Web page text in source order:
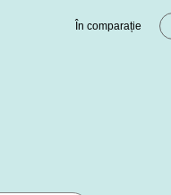
În comparație